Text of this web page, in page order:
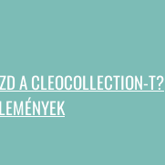
A CLEOCOLLECTION-T?